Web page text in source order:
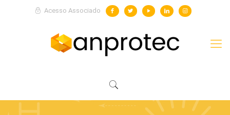
Acesso Associado